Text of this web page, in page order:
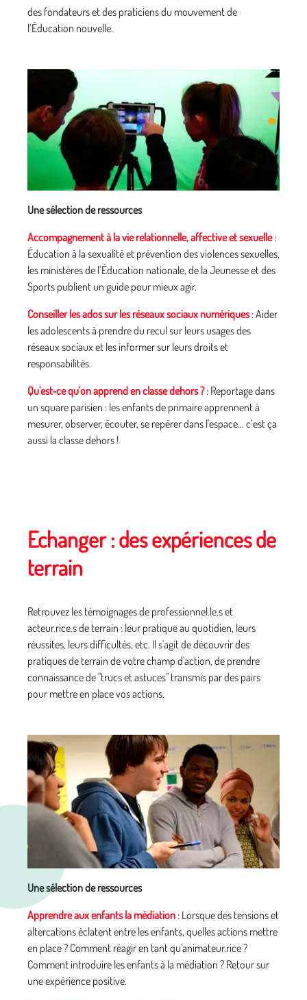
des fondateurs et des praticiens du mouvement de
l’Éducation nouvelle.
Une sélection de ressources
Accompagnement à la vie relationnelle, affective et sexuelle:
Éducation à la sexualité et prévention des violences sexuelles,
les ministères de l’Éducation nationale, de la Jeunesse et des
Sports publient un guide pour mieux agir.
Conseiller les ados sur les réseaux sociaux numériques: Aider
les adolescents à prendre du recul sur leurs usages des
réseaux sociaux et les informer sur leurs droits et
responsabilités.
Qu'est-ce qu'on apprend en classe dehors ?: Reportage dans
un square parisien : les enfants de primaire apprennent à
mesurer, observer, écouter, se repérer dans l'espace... c’est ça
aussi la classe dehors !
Echanger : des expériences de
terrain
Retrouvez les témoignages de professionnel.le.s et
acteur.rice.s de terrain : leur pratique au quotidien, leurs
réussites, leurs difficultés, etc. Il s'agit de découvrir des
pratiques de terrain de votre champ d'action, de prendre
connaissance de "trucs et astuces" transmis par des pairs
pour mettre en place vos actions.
Une sélection de ressources
Apprendre aux enfants la médiation : Lorsque des tensions et
altercations éclatent entre les enfants, quelles actions mettre
en place ? Comment réagir en tant qu'animateur.rice ?
Comment introduire les enfants à la médiation ? Retour sur
une expérience positive.